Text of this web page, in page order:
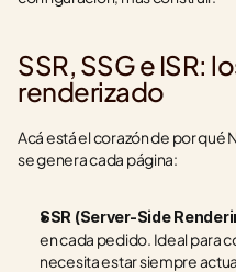
SSR, SSG e ISR:
renderizado
Acá está el corazón de por qué
se genera cada página:
SSR (Server-Side
en cada pedido. Ideal para
necesita estar siempre